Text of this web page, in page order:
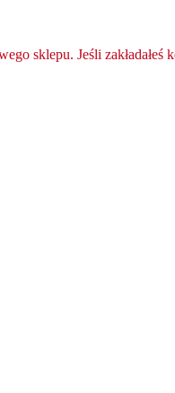
sklepu. Jeśli zakładałeś